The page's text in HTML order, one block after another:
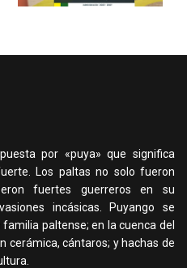
por «puya» que significa
Los paltas no solo fueron
fuertes guerreros en su
incásicas. Puyango se
paltense; en la cuenca del
cerámica, cántaros; y hachas de